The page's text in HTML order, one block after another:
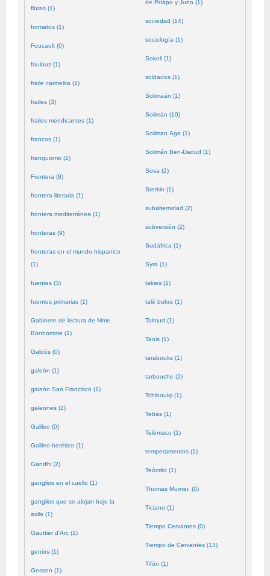
flotas (1)
formatos (1)
Foucault (0)
foulouz (1)
fraile carmelita (1)
frailes (3)
frailes mendicantes (1)
francos (1)
franquismo (2)
Frontera (8)
frontera literaria (1)
frontera mediterránea (1)
fronteras (9)
fronteras en el mundo hispanico
(1)
fuentes (3)
fuentes primarias (1)
Gabinete de lectura de Mme.
Bonhomme (1)
Galdós (0)
galeón (1)
galeón San Francisco (1)
galeones (2)
Galileo (0)
Galileo herético (1)
Gandhi (2)
ganglios en el cuello (1)
ganglios que se alojan bajo la
axila (1)
Gauttier d'Arc (1)
genios (1)
Gessen (1)
de Príapo y Juno (1)
sociedad (14)
sociología (1)
Sokoli (1)
soldados (1)
Solimaán (1)
Solimán (10)
Soliman Aga (1)
Solimán Ben-Daoud (1)
Sosa (2)
Sterkin (1)
subalternidad (2)
subversión (2)
Sudáfrica (1)
Syra (1)
takies (1)
talé bukra (1)
Talmud (1)
Tanis (1)
tarabouks (1)
tarbouche (2)
Tchiboukji (1)
Tebas (1)
Telémaco (1)
temperamentos (1)
Teócrito (1)
Thomas Murner. (0)
Ticiano (1)
Tiempo Cervantes (0)
Tiempo de Cervantes (13)
Tifón (1)